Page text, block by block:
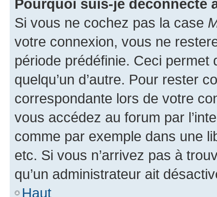
Pourquoi suis-je déconnecté
Si vous ne cochez pas la case
votre connexion, vous ne
période prédéfinie. Ceci permet
quelqu’un d’autre. Pour rester
correspondante lors de votre
vous accédez au forum par
comme par exemple dans une
etc. Si vous n’arrivez pas à
qu’un administrateur ait
Haut